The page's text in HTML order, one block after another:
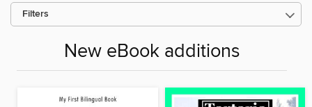
Filters
New eBook additions